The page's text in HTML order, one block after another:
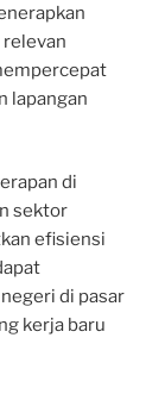
lapangan
di
sektor
efisiensi
di pasar
kerja baru